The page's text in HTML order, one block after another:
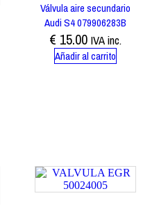
Válvula aire secundario
Audi S4 079906283B
€ 15.00 IVA inc.
Añadir al carrito